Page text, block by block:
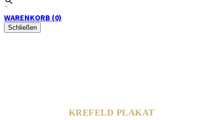
×
WARENKORB (0)
Schließen
KREFELD PLAKAT